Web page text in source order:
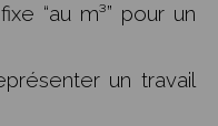
“au m³” pour un
un travail